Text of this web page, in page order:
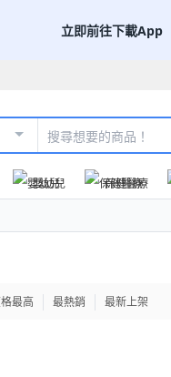
立即前往下載App
嬰幼兒 保健醫療
最高 最熱銷 最新上架